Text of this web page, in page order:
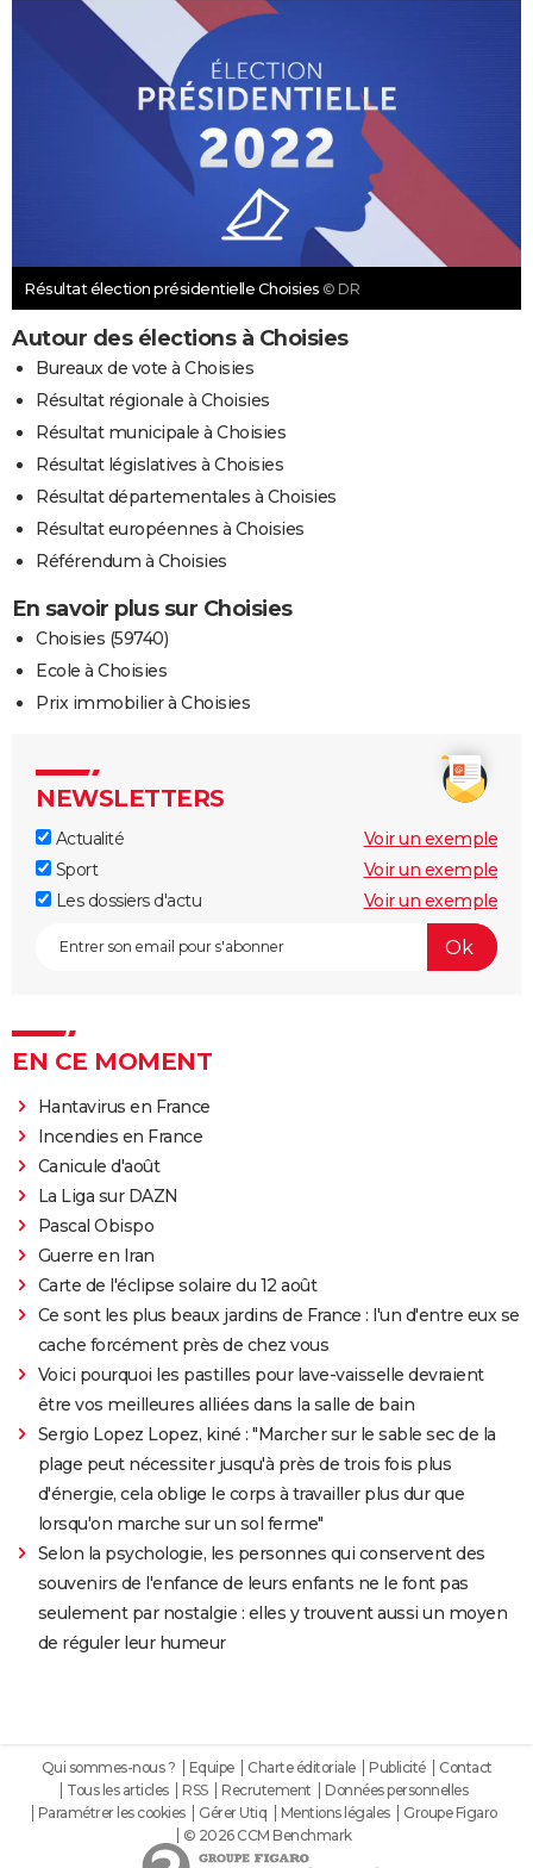
Résultat élection présidentielle Choisies © DR
Autour des élections à Choisies
Bureaux de vote à Choisies
Résultat régionale à Choisies
Résultat municipale à Choisies
Résultat législatives à Choisies
Résultat départementales à Choisies
Résultat européennes à Choisies
Référendum à Choisies
En savoir plus sur Choisies
Choisies (59740)
Ecole à Choisies
Prix immobilier à Choisies
NEWSLETTERS
Actualité
Voir un exemple
Sport
Voir un exemple
Les dossiers d'actu
Voir un exemple
EN CE MOMENT
Hantavirus en France
Incendies en France
Canicule d'août
La Liga sur DAZN
Pascal Obispo
Guerre en Iran
Carte de l'éclipse solaire du 12 août
Ce sont les plus beaux jardins de France : l'un d'entre eux se
cache forcément près de chez vous
Voici pourquoi les pastilles pour lave-vaisselle devraient
être vos meilleures alliées dans la salle de bain
Sergio Lopez Lopez, kiné : "Marcher sur le sable sec de la
plage peut nécessiter jusqu'à près de trois fois plus
d'énergie, cela oblige le corps à travailler plus dur que
lorsqu'on marche sur un sol ferme"
Selon la psychologie, les personnes qui conservent des
souvenirs de l'enfance de leurs enfants ne le font pas
seulement par nostalgie : elles y trouvent aussi un moyen
de réguler leur humeur
Qui sommes-nous ? Equipe Charte éditoriale Publicité
Contact
Tous les articles
RSS Recrutement
Données personnelles
Paramétrer les cookies
Gérer Utiq Mentions légales
Groupe Figaro
© 2026 CCM Benchmark